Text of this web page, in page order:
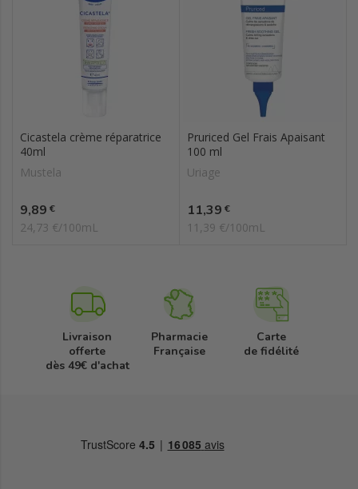
Cicastela crème réparatrice
40ml
Mustela
Prix
9,89 €
24,73 €/100mL
Pruriced Gel Frais Apaisant
100 ml
Uriage
Prix
11,39 €
11,39 €/100mL
Livraison
offerte
dès 49€ d'achat
Pharmacie
Française
Carte
de fidélité